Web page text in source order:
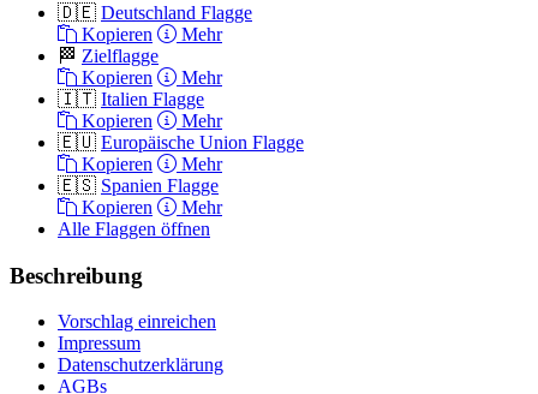
🇩🇪 Deutschland Flagge
Kopieren
Mehr
🏁 Zielflagge
Kopieren
Mehr
🇮🇹 Italien Flagge
Kopieren
Mehr
🇪🇺 Europäische Union Flagge
Kopieren
Mehr
🇪🇸 Spanien Flagge
Kopieren
Mehr
Alle Flaggen öffnen
Beschreibung
Vorschlag einreichen
Impressum
Datenschutzerklärung
AGBs